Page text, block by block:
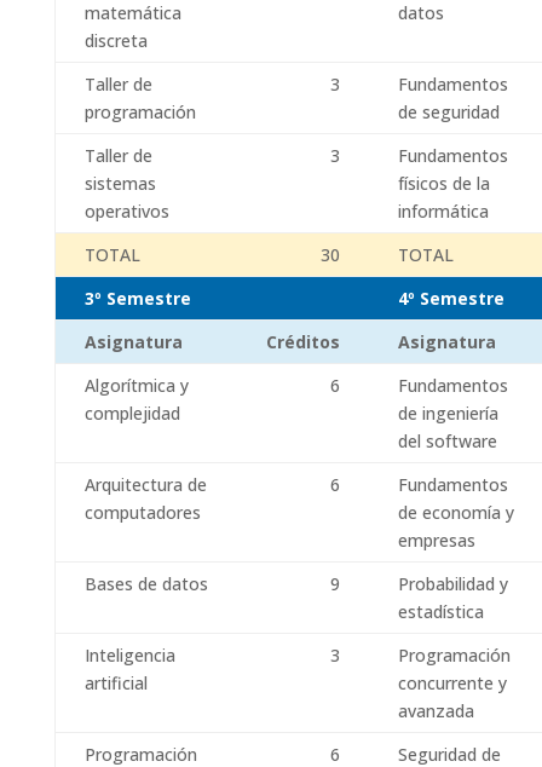
matemática
discreta
datos
Taller de
programación
3
Fundamentos
de seguridad
Taller de
sistemas
operativos
3
Fundamentos
físicos de la
informática
TOTAL
30
TOTAL
3º Semestre
4º Semestre
Asignatura
Créditos
Asignatura
Algorítmica y
complejidad
6
Fundamentos
de ingeniería
del software
Arquitectura de
computadores
6
Fundamentos
de economía y
empresas
Bases de datos
9
Probabilidad y
estadística
Inteligencia
artificial
3
Programación
concurrente y
avanzada
Programación
6
Seguridad de